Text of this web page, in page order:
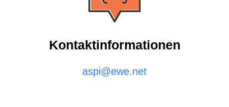
Kontaktinformationen
aspi@ewe.net